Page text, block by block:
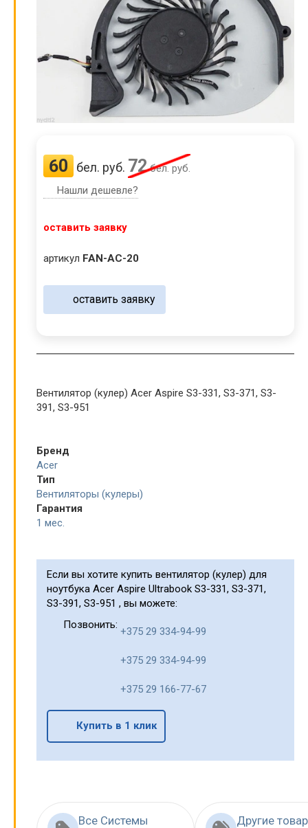
60 бел. руб. 72бел. руб.
Нашли дешевле?
оставить заявку
артикул FAN-AC-20
оставить заявку
Вентилятор (кулер) Acer Aspire S3-331, S3-371, S3-
391, S3-951
Бренд
Acer
Тип
Вентиляторы (кулеры)
Гарантия
1 мес.
Если вы хотите купить вентилятор (кулер) для
ноутбука Acer Aspire Ultrabook S3-331, S3-371,
S3-391, S3-951 , вы можете:
Позвонить:
+375 29 334-94-99
+375 29 334-94-99
+375 29 166-77-67
Купить в 1 клик
Все Системы
Другие